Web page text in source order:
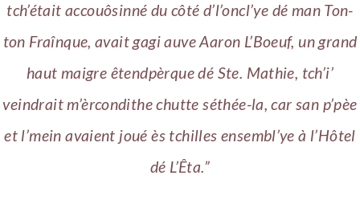
tch’était accouôsinné du côté d’l’oncl’ye dé man Ton-
ton Fraînque, avait gagi auve Aaron L’Boeuf, un grand
haut maigre êtendpèrque dé Ste. Mathie, tch’i’
veindrait m’èrcondithe chutte séthée-la, car san p’pèe
et l’mein avaient joué ès tchilles ensembl’ye à l’Hôtel
dé L’Êta.”